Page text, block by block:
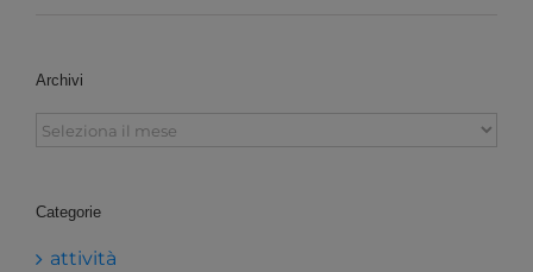
Archivi
Archivi
Categorie
attività